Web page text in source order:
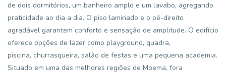
de dois dormitórios, um banheiro amplo e um lavabo, agregando
praticidade ao dia a dia. O piso laminado e o pé-direito
agradável garantem conforto e sensação de amplitude. O edifício
oferece opções de lazer como playground, quadra,
piscina, churrasqueira, salão de festas e uma pequena academia.
Situado em uma das melhores regiões de Moema, fora